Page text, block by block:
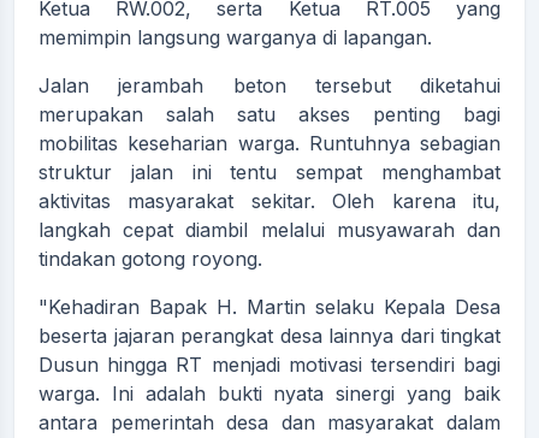
Ketua RW.002, serta Ketua RT.005 yang
memimpin langsung warganya di lapangan.
Jalan jerambah beton tersebut diketahui
merupakan salah satu akses penting bagi
mobilitas keseharian warga. Runtuhnya sebagian
struktur jalan ini tentu sempat menghambat
aktivitas masyarakat sekitar. Oleh karena itu,
langkah cepat diambil melalui musyawarah dan
tindakan gotong royong.
"Kehadiran Bapak H. Martin selaku Kepala Desa
beserta jajaran perangkat desa lainnya dari tingkat
Dusun hingga RT menjadi motivasi tersendiri bagi
warga. Ini adalah bukti nyata sinergi yang baik
antara pemerintah desa dan masyarakat dalam